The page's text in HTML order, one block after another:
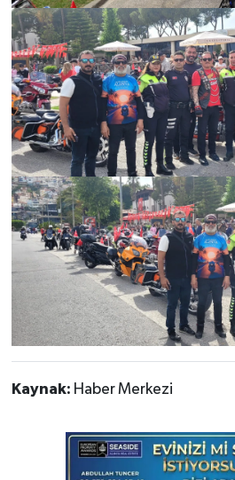
Kaynak: Haber Merkezi